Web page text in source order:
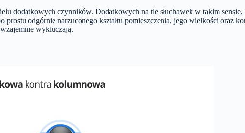
dodatkowych czynników. Dodatkowych na tle słuchawek w takim sensie,
odgórnie narzuconego kształtu pomieszczenia, jego wielkości oraz
wykluczają.